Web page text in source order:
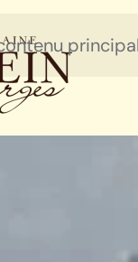
principal